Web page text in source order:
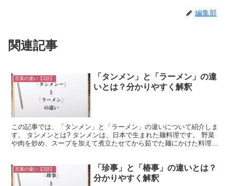
編集部
関連記事
言葉の違い【2語】
「タンメン」と「ラーメン」の違
いとは？分かりやすく解釈
この記事では、「タンメン」と「ラーメン」の違いについて紹介しま
す。 タンメンとは? タンメンは、日本で生まれた麺料理です。 野菜
や肉を炒め、スープを加えて煮立たせてから茹でた麺にかけた料理の
言葉の違い【2語】
「珍事」と「椿事」の違いとは？
分かりやすく解釈